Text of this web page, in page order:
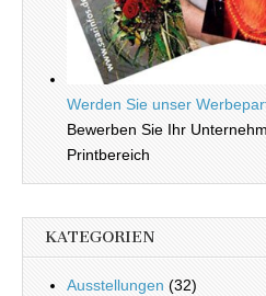
Werden Sie unser
Bewerben Sie Ihr
Printbereich
KATEGORIEN
Ausstellungen (32)